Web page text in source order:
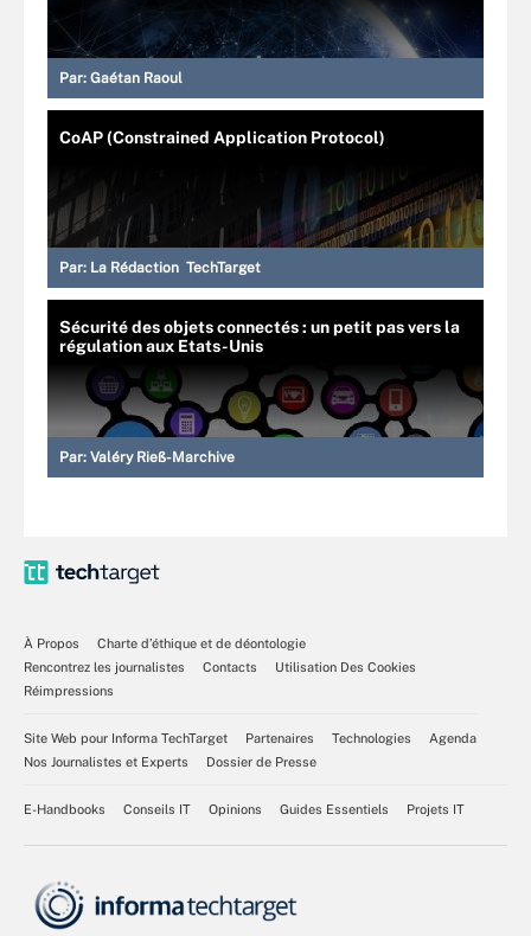
Par: Gaétan Raoul
CoAP (Constrained Application Protocol)
Par: La Rédaction TechTarget
Sécurité des objets connectés : un petit pas vers la
régulation aux Etats-Unis
Par: Valéry Rieß-Marchive
À Propos
Charte d’éthique et de déontologie
Rencontrez les journalistes
Contacts
Utilisation Des Cookies
Réimpressions
Site Web pour Informa TechTarget Partenaires Technologies
Agenda
Nos Journalistes et Experts
Dossier de Presse
E-Handbooks Conseils IT Opinions Guides Essentiels Projets IT